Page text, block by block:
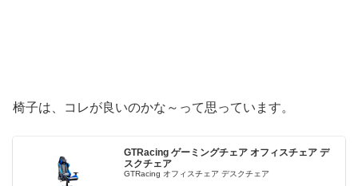
椅子は、コレが良いのかな～って思っています。
GTRacing ゲーミングチェア オフィスチェア デ
スクチェア
GTRacing オフィスチェア デスクチェア